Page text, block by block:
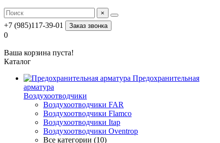
×
+7 (985)117-39-01 Заказ звонка
0
Ваша корзина пуста!
Каталог
Предохранительная
арматура
Воздухоотводчики
Воздухоотводчики FAR
Воздухоотводчики Flamco
Воздухоотводчики Itap
Воздухоотводчики Oventrop
Все категории (10)